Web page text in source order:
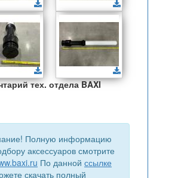
тех. отдела BAXI
Полную информацию
аксессуаров смотрите
По данной ссылке
скачать полный